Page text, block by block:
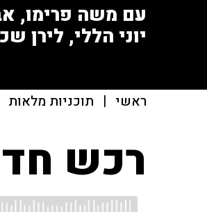
עם משה פרימו,
יוני הללי, לירן
ראשי | תוכניות מלאות
רכש